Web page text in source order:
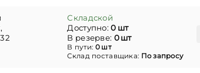
Складской
Доступно:0 шт
В резерве: 0 шт
В пути: 0 шт
Склад поставщика: По запросу